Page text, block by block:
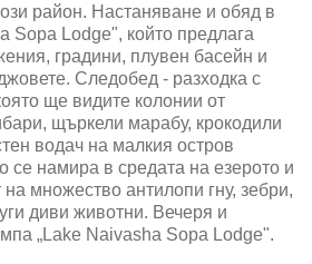
район. Настаняване и обяд в
Sopa Lodge", който предлага
градини, плувен басейн и
Следобед - разходка с
ще видите колонии от
щъркели марабу, крокодили
водач на малкия остров
се намира в средата на езерото и
множество антилопи гну, зебри,
диви животни. Вечеря и
„Lake Naivasha Sopa Lodge".